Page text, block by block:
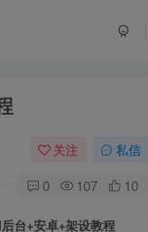
关注 私信
0 107 10
台+安卓+架设教程